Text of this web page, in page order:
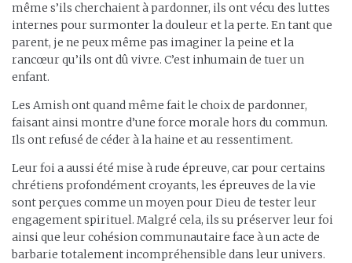
même s’ils cherchaient à pardonner, ils ont vécu des luttes
internes pour surmonter la douleur et la perte. En tant que
parent, je ne peux même pas imaginer la peine et la
rancœur qu’ils ont dû vivre. C’est inhumain de tuer un
enfant.
Les Amish ont quand même fait le choix de pardonner,
faisant ainsi montre d’une force morale hors du commun.
Ils ont refusé de céder à la haine et au ressentiment.
Leur foi a aussi été mise à rude épreuve, car pour certains
chrétiens profondément croyants, les épreuves de la vie
sont perçues comme un moyen pour Dieu de tester leur
engagement spirituel. Malgré cela, ils su préserver leur foi
ainsi que leur cohésion communautaire face à un acte de
barbarie totalement incompréhensible dans leur univers.